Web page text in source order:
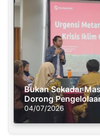
Bukan Sekadar
Dorong
Solusi Krisis Iklim
04/07/2026